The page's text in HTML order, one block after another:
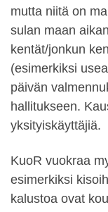
mutta niitä on
sulan maan
kentät/jonkun
(esimerkiksi
päivän
hallitukseen.
yksityiskäyttäjiä.
KuoR vuokraa
esimerkiksi
kalustoa ovat